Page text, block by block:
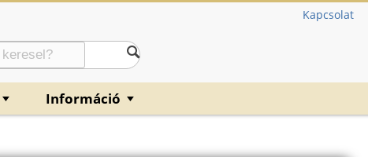
Kapcsolat
▼ Információ ▼